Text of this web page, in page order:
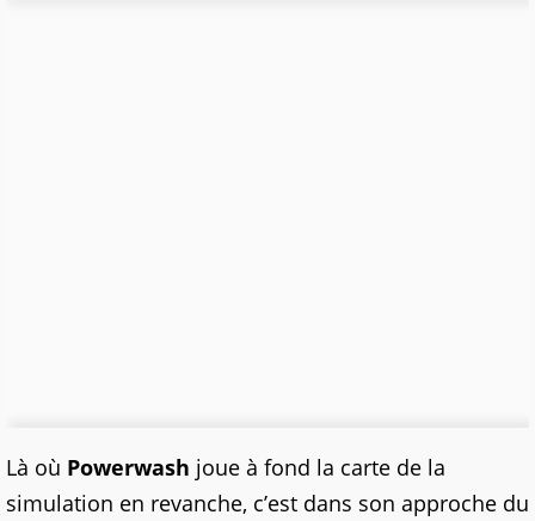
Là où Powerwash joue à fond la carte de la
simulation en revanche, c’est dans son approche du